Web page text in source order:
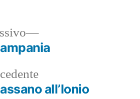
Articolo
precedente:
all’Ionio
Articolo
successivo: